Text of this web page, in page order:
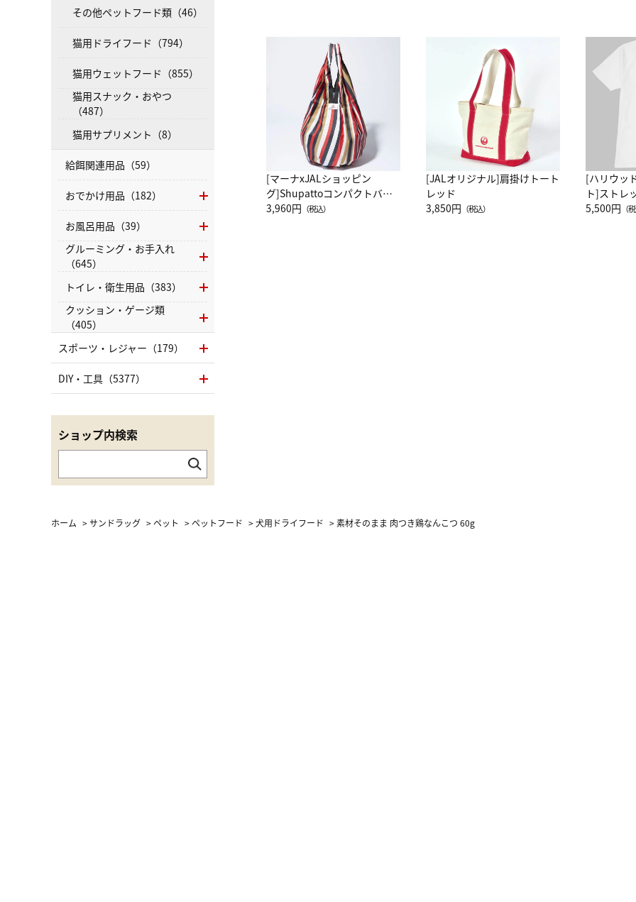
[マーナxJALショッピン
グ]Shupattoコンパクトバッ
グ Drop JAL客室乗務員
3,960円 （税込）
[JALオリジナル]肩掛けトート
レッド
3,850円 （税込）
[ハリウッ
ト]ストレ
ーネック
5,500円 （
その他ペットフード類（46）
猫用ドライフード（794）
猫用ウェットフード（855）
猫用スナック・おやつ
（487）
猫用サプリメント（8）
給餌関連用品（59）
おでかけ用品（182）
お風呂用品（39）
グルーミング・お手入れ
（645）
トイレ・衛生用品（383）
クッション・ゲージ類
（405）
スポーツ・レジャー（179）
DIY・工具（5377）
ショップ内検索
ホーム >サンドラッグ >ペット >ペットフード >犬用ドライフード >素材そのまま 肉つき鶏なんこつ 60g